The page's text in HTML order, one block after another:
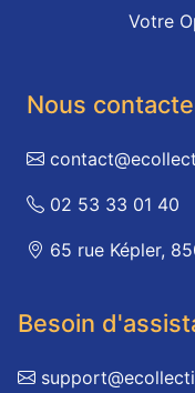
Votre
Nous
02 53 33 01 40
65 rue Képler,
Besoin